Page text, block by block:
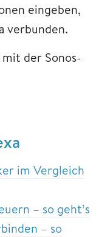
eingeben,
verbunden.
der Sonos-
im Vergleich
– so geht’s
– so